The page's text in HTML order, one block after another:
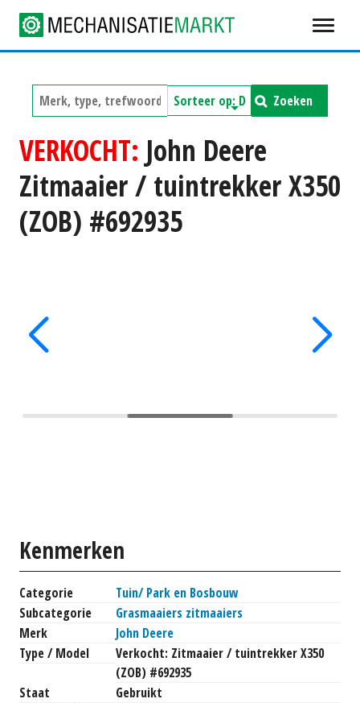
Zoeken
VERKOCHT: John Deere
Zitmaaier / tuintrekker X350
(ZOB) #692935
Kenmerken
Categorie
Tuin/ Park en Bosbouw
Subcategorie
Grasmaaiers zitmaaiers
Merk
John Deere
Type / Model
Verkocht: Zitmaaier / tuintrekker X350
(ZOB) #692935
Staat
Gebruikt